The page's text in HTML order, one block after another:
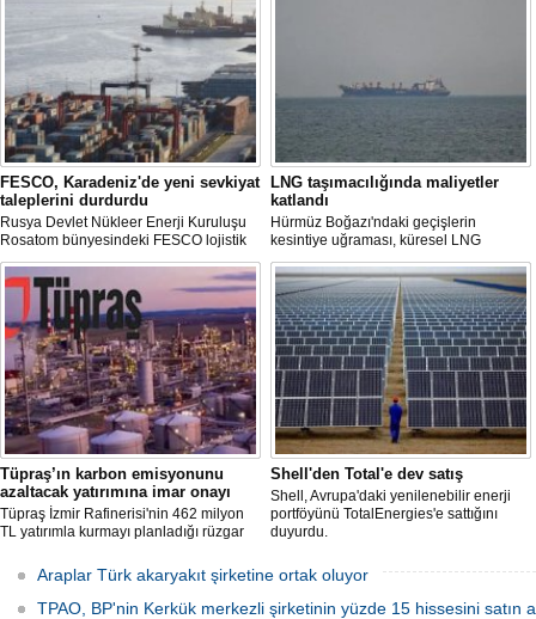
FESCO, Karadeniz'de yeni sevkiyat
taleplerini durdurdu
Rusya Devlet Nükleer Enerji Kuruluşu
Rosatom bünyesindeki FESCO lojistik
şirketi, Karadeniz üzerinden yapılacak
sevkiyatlara ilişkin yeni taleplerin
kabulünü geçici olarak durdurdu.
LNG taşımacılığında maliyetler
katlandı
Hürmüz Boğazı'ndaki geçişlerin
kesintiye uğraması, küresel LNG
arzında aksamalara yol açarken sefer
sürelerini uzattı ve gemi kiralama ile
deniz yakıtı maliyetlerini 2022 enerji
krizinden bu yana en yüksek seviyelere
çıkardı.
Tüpraş’ın karbon emisyonunu
azaltacak yatırımına imar onayı
Tüpraş İzmir Rafinerisi'nin 462 milyon
TL yatırımla kurmayı planladığı rüzgar
nazım ve uygulama imar planı
değişiklikleri Çevre, Şehircilik ve İklim
Değişikliği Bakanlığı tarafından
Shell'den Total'e dev satış
Shell, Avrupa'daki yenilenebilir enerji
portföyünü TotalEnergies'e sattığını
duyurdu.
Araplar Türk akaryakıt şirketine ortak oluyor
TPAO, BP'nin Kerkük merkezli şirketinin yüzde 15 hissesini satın